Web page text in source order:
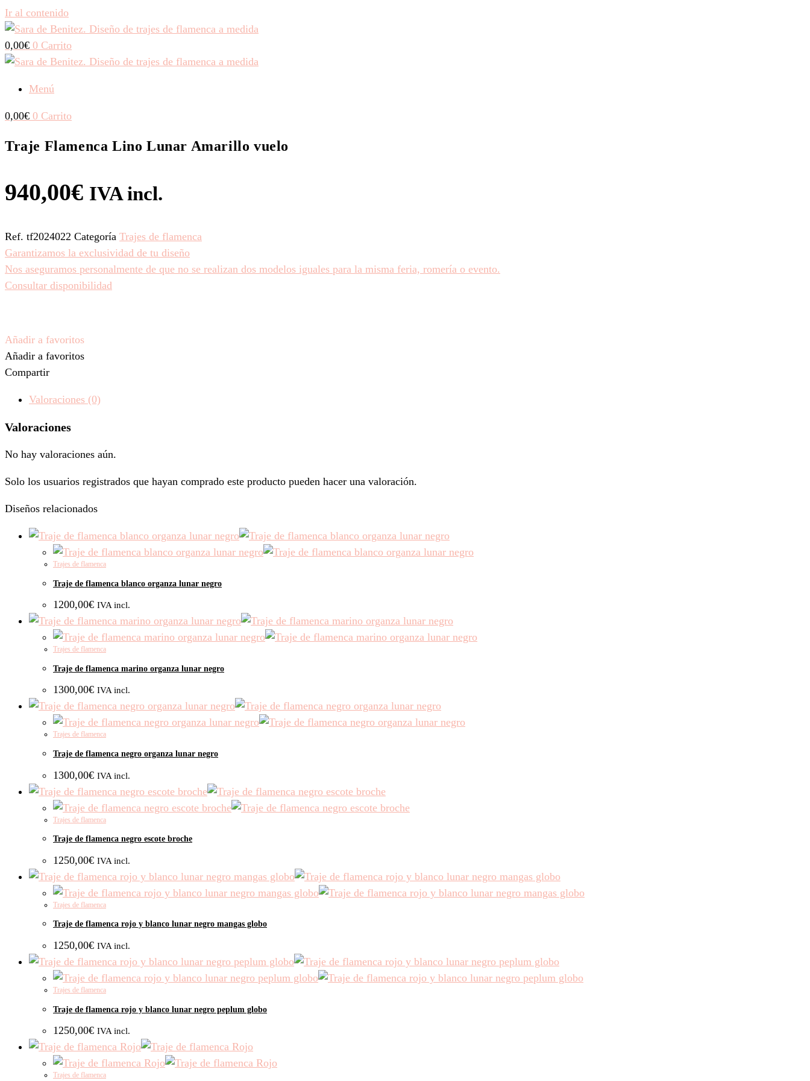
Ir al contenido
0,00€ 0 Carrito
Menú
0,00€ 0 Carrito
Traje Flamenca Lino Lunar Amarillo vuelo
940,00€ IVA incl.
Ref. tf2024022 Categoría Trajes de flamenca
Garantizamos la exclusividad de tu diseño
Nos aseguramos personalmente de que no se realizan dos modelos iguales para la misma feria, romería o evento.
Consultar disponibilidad
Añadir a favoritos
Añadir a favoritos
Compartir
Valoraciones (0)
Valoraciones
No hay valoraciones aún.
Solo los usuarios registrados que hayan comprado este producto pueden hacer una valoración.
Diseños relacionados
Trajes de flamenca
Traje de flamenca blanco organza lunar negro
1200,00€ IVA incl.
Trajes de flamenca
Traje de flamenca marino organza lunar negro
1300,00€ IVA incl.
Trajes de flamenca
Traje de flamenca negro organza lunar negro
1300,00€ IVA incl.
Trajes de flamenca
Traje de flamenca negro escote broche
1250,00€ IVA incl.
Trajes de flamenca
Traje de flamenca rojo y blanco lunar negro mangas globo
1250,00€ IVA incl.
Trajes de flamenca
Traje de flamenca rojo y blanco lunar negro peplum globo
1250,00€ IVA incl.
Trajes de flamenca